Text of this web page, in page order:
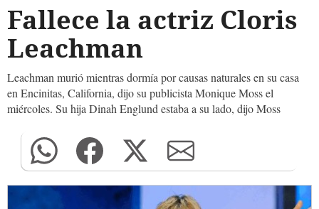
Fallece la actriz Cloris
Leachman
Leachman murió mientras dormía por causas naturales en su casa
en Encinitas, California, dijo su publicista Monique Moss el
miércoles. Su hija Dinah Englund estaba a su lado, dijo Moss